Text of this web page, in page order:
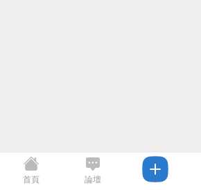
首頁 論壇